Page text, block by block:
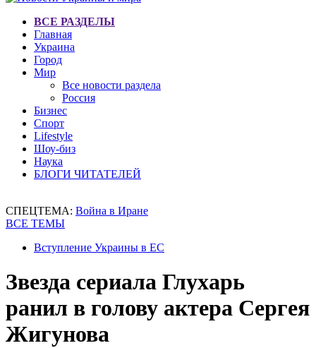
ВСЕ РАЗДЕЛЫ
Главная
Украина
Город
Мир
Все новости раздела
Россия
Бизнес
Спорт
Lifestyle
Шоу-биз
Наука
БЛОГИ ЧИТАТЕЛЕЙ
СПЕЦТЕМА: Война в Иране
ВСЕ ТЕМЫ
Вступление Украины в ЕС
Звезда сериала Глухарь
ранил в голову актера Сергея
Жигунова